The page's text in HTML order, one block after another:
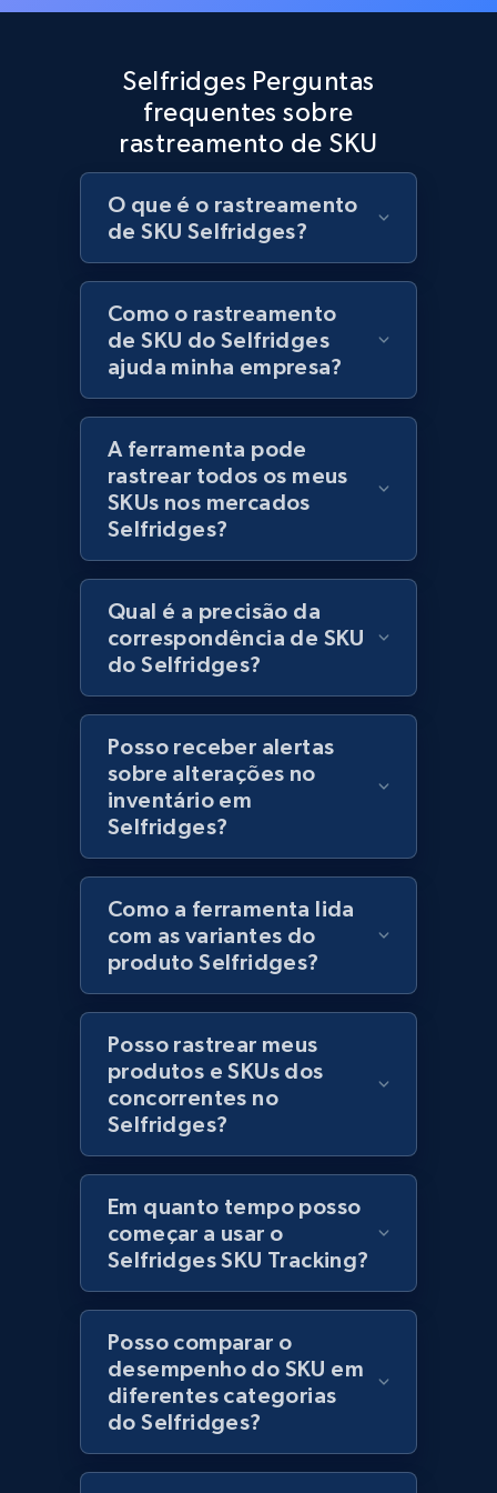
Best Buy products
Currency, Discount, Initial price, and more.
1.1K+ 149+ Comece agora
Best Buy products - Collect data on
URL, Product id, Title, Images, Final price,
Currency, Discount, Initial price, and more.
1.1K+ 149+ Comece agora
Lazada - Products
URL, Title, Rating, Reviews, Initial price, Final
price, Currency, Stock, and more.
992+ 165+ Comece agora
keyword
URL, Title, Rating, Reviews, Initial price, Final
price, Currency, Stock, and more.
992+ 165+ Comece agora
Lazada - Products - Discover products by
category URL or brand URL
URL, Title, Rating, Reviews, Initial price, Final
price, Currency, Stock, and more.
992+ 165+
Lazada - Products - Discover products by
seller URL
992+ 165+ Comece agora
Selfridges Perguntas
frequentes sobre
rastreamento de SKU
O que é o rastreamento
de SKU Selfridges?
Como o rastreamento
de SKU do Selfridges
ajuda minha empresa?
A ferramenta pode
rastrear todos os meus
SKUs nos mercados
Selfridges?
Qual é a precisão da
correspondência de SKU
do Selfridges?
Posso receber alertas
sobre alterações no
inventário em
Selfridges?
Como a ferramenta lida
com as variantes do
produto Selfridges?
Posso rastrear meus
produtos e SKUs dos
concorrentes no
Selfridges?
Em quanto tempo posso
começar a usar o
Selfridges SKU Tracking?
Posso comparar o
desempenho do SKU em
diferentes categorias
do Selfridges?